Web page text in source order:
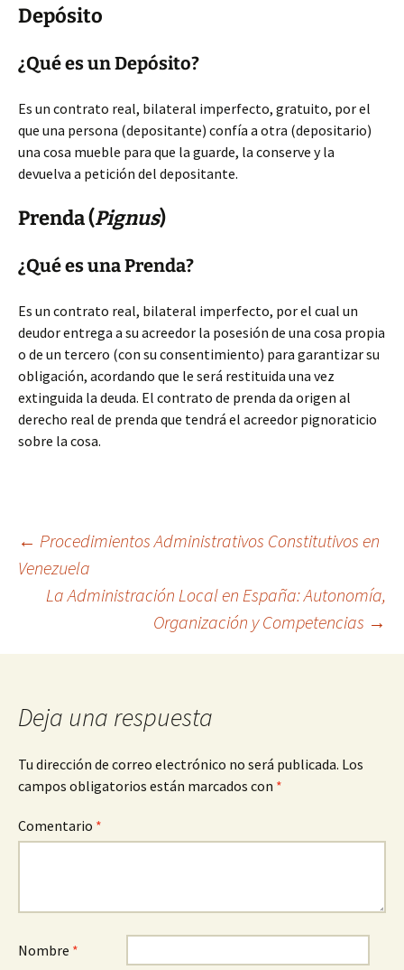
Depósito
¿Qué es un Depósito?
Es un contrato real, bilateral imperfecto, gratuito, por el
que una persona (depositante) confía a otra (depositario)
una cosa mueble para que la guarde, la conserve y la
devuelva a petición del depositante.
Prenda (Pignus)
¿Qué es una Prenda?
Es un contrato real, bilateral imperfecto, por el cual un
deudor entrega a su acreedor la posesión de una cosa propia
o de un tercero (con su consentimiento) para garantizar su
obligación, acordando que le será restituida una vez
extinguida la deuda. El contrato de prenda da origen al
derecho real de prenda que tendrá el acreedor pignoraticio
sobre la cosa.
Navegación
de
entradas
← Procedimientos Administrativos Constitutivos en
Venezuela
La Administración Local en España: Autonomía,
Organización y Competencias →
Deja una respuesta
Tu dirección de correo electrónico no será publicada. Los
campos obligatorios están marcados con *
Comentario *
Nombre *